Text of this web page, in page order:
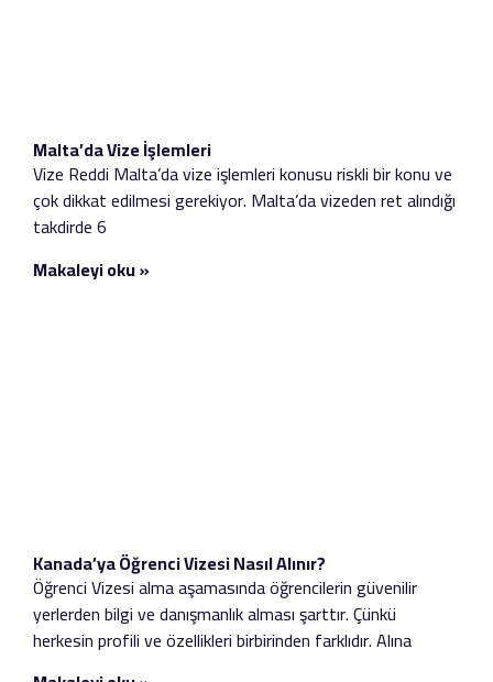
Malta’da Vize İşlemleri
Vize Reddi Malta’da vize işlemleri konusu riskli bir konu ve
çok dikkat edilmesi gerekiyor. Malta’da vizeden ret alındığı
takdirde 6
Makaleyi oku »
Kanada’ya Öğrenci Vizesi Nasıl Alınır?
Öğrenci Vizesi alma aşamasında öğrencilerin güvenilir
yerlerden bilgi ve danışmanlık alması şarttır. Çünkü
herkesin profili ve özellikleri birbirinden farklıdır. Alına